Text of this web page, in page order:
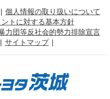
個人情報の取り扱いについて
トに対する基本方針
力団等反社会的勢力排除宣言
サイトマップ